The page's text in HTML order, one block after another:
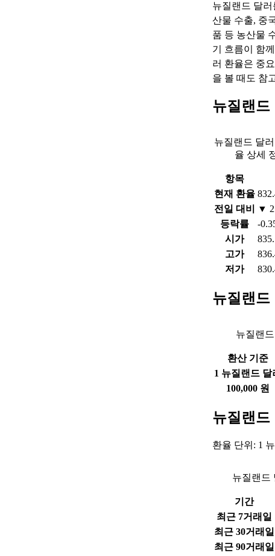
뉴질랜드 달
산물 수출, 중
품 등 농산물
기 흐름이 함
러 환율은 중
을 볼 때도 참
뉴질랜드
뉴질랜드 달
율 상세
항목
현재 환율
전일 대비
▼
등락률
-
시가
고가
저가
뉴질랜드
뉴질랜
환산 기준
1 뉴질랜드 달
100,000 원
뉴질랜드
환율 단위: 1
뉴질랜드
기간
최근 7거래일
최근 30거래일
최근 90거래일